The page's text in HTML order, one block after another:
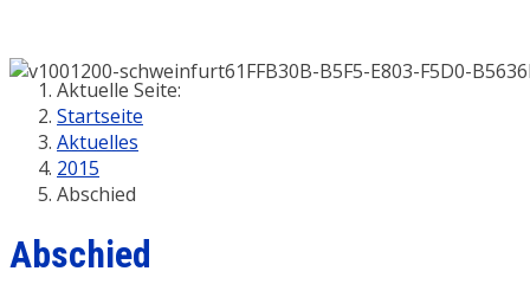
Aktuelle Seite:
Startseite
Aktuelles
2015
Abschied
Abschied